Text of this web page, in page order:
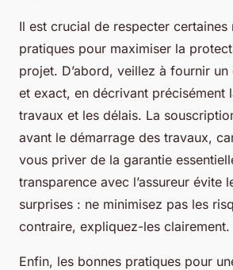
Il est crucial de respecter certaines
pratiques pour maximiser la
projet. D’abord, veillez à fournir
et exact, en décrivant précisément
travaux et les délais. La
avant le démarrage des travaux,
vous priver de la garantie
transparence avec l’assureur évite
surprises : ne minimisez pas les
contraire, expliquez-les clairement.
Enfin, les bonnes pratiques pour